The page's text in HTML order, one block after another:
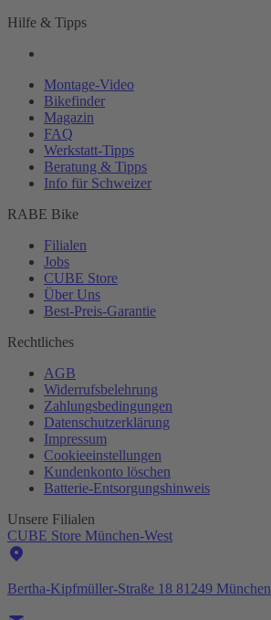
Hilfe & Tipps
Montage-Video
Bikefinder
Magazin
FAQ
Werkstatt-Tipps
Beratung & Tipps
Info für Schweizer
RABE Bike
Filialen
Jobs
CUBE Store
Über Uns
Best-Preis-Garantie
Rechtliches
AGB
Widerrufsbelehrung
Zahlungsbedingungen
Datenschutzerklärung
Impressum
Cookieeinstellungen
Kundenkonto löschen
Batterie-Entsorgungshinweis
Unsere Filialen
CUBE Store München-West
Bertha-Kipfmüller-Straße 18 81249 München